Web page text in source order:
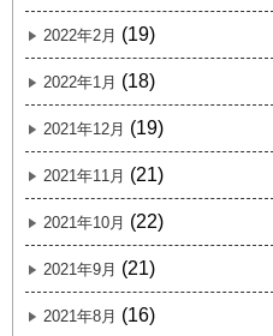
2022年2月 (19)
2022年1月 (18)
2021年12月 (19)
2021年11月 (21)
2021年10月 (22)
2021年9月 (21)
2021年8月 (16)